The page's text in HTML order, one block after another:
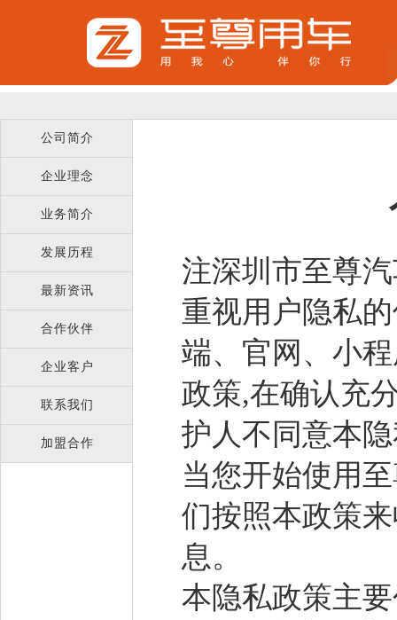
公司简介
企业理念
业务简介
发展历程
最新资讯
合作伙伴
企业客户
联系我们
加盟合作
注深圳市至尊
重视用户隐私
端、官网、小
政策,在确认充
护人不同意本
当您开始使用
们按照本政策
息。
本隐私政策主